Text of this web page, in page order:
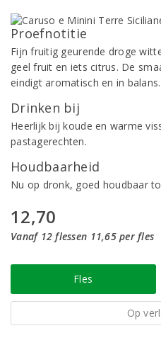
Proefnotitie
Fijn fruitig geurende droge
geel fruit en iets citrus. De
eindigt aromatisch en in balans.
Drinken bij
Heerlijk bij koude en warme
pastagerechten.
Houdbaarheid
Nu op dronk, goed houdbaar
12,70
Vanaf 12 flessen 11,65 per fles
Fles
Op